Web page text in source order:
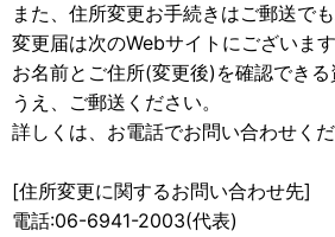
また、住所変更お手続きはご郵送で
変更届は次のWebサイトにございま
お名前とご住所(変更後)を確認でき
うえ、ご郵送ください。
詳しくは、お電話でお問い合わせくだ
[住所変更に関するお問い合わせ先]
電話:06-6941-2003(代表)